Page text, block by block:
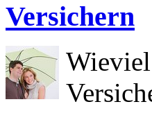
Versichern